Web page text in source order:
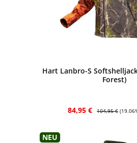
Hart Lanbro-S
Forest)
Verkaufspreis:
84,95 € Regulärer Preis:
104,95 €
Neu